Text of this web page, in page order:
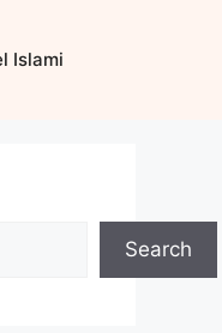
Islami
Search